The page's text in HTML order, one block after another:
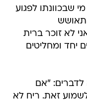
שבכוונתו לפגוע
לא זוכר ברית
יחד ומחליטים
לדברים: "אם
זאת. ריח לא